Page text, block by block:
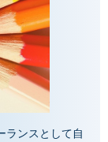
ランスとして自